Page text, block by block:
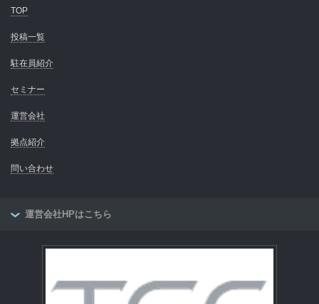
TOP
投稿一覧
駐在員紹介
セミナー
運営会社
拠点紹介
問い合わせ
運営会社HPはこちら